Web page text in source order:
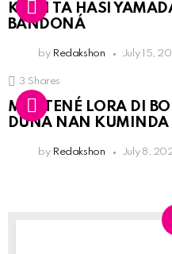
KPCN TA HASI
BANDONÁ
by Redakshon July 15,
3 Shares
MANTENÉ LORA DI
DUNA NAN KUMINDA
by Redakshon July 8,